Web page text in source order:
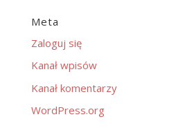
Meta
Zaloguj się
Kanał wpisów
Kanał komentarzy
WordPress.org